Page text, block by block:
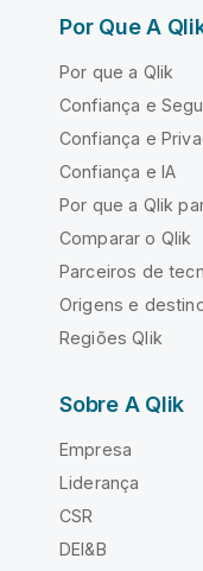
Por Que A
Por que a Qlik
Confiança e
Confiança e
Confiança e IA
Por que a Qlik
Comparar o Qlik
Parceiros de
Origens e
Regiões Qlik
Sobre A Qlik
Empresa
Liderança
CSR
DEI&B